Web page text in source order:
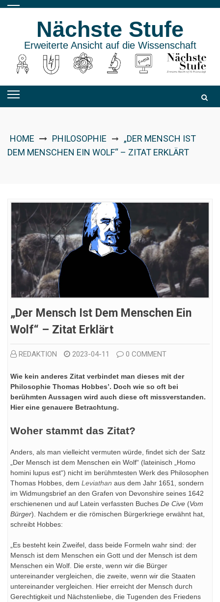
Skip
Nächste Stufe
Erweiterte Ansicht auf die Wissenschaft
HOME PHILOSOPHIE ➞ „DER MENSCH IST
DEM MENSCHEN EIN WOLF“ – ZITAT ERKLÄRT
„Der Mensch Ist Dem Menschen Ein
Wolf“ – Zitat Erklärt
REDAKTION 2023-04-11 0 COMMENT
Wie kein anderes Zitat verbindet man dieses mit der
Philosophie Thomas Hobbes’. Doch wie so oft bei
berühmten Aussagen wird auch diese oft missverstanden.
Hier eine genauere Betrachtung.
Woher stammt das Zitat?
Anders, als man vielleicht vermuten würde, findet sich der Satz
„Der Mensch ist dem Menschen ein Wolf“ (lateinisch „Homo
homini lupus est“) nicht im berühmtesten Werk des Philosophen
Thomas Hobbes, dem Leviathan aus dem Jahr 1651, sondern
im Widmungsbrief an den Grafen von Devonshire seines 1642
erschienenen und auf Latein verfassten Buches De Cive (Vom
Bürger). Nachdem er die römischen Bürgerkriege erwähnt hat,
schreibt Hobbes:
„Es besteht kein Zweifel, dass beide Formeln wahr sind: der
Mensch ist dem Menschen ein Gott und der Mensch ist dem
Menschen ein Wolf. Die erste, wenn wir die Bürger
untereinander vergleichen, die zweite, wenn wir die Staaten
untereinander vergleichen. Hier erreicht der Mensch durch
Gerechtigkeit und Nächstenliebe, die Tugenden des Friedens